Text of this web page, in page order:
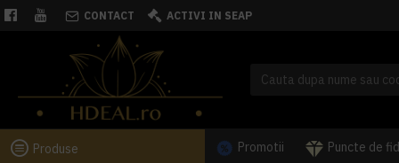
CONTACT ACTIVI IN SEAP
Produse Promotii Puncte de